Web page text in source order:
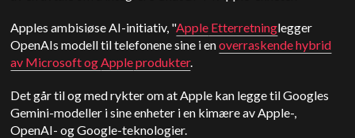
Apples ambisiøse AI-initiativ, "Apple Etterretninglegger
OpenAIs modell til telefonene sine i enoverraskende hybrid
av Microsoft ogAppleprodukter.
Det går til og med rykter om at Apple kan legge til Googles
Gemini-modeller i sine enheter i en kimære av Apple-,
OpenAI- og Google-teknologier.